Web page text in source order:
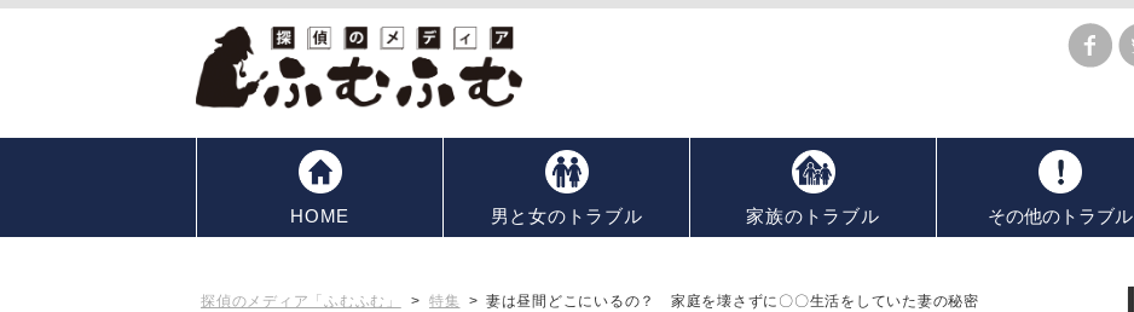
HOME 男と女のトラブル 家族のトラブル その他のトラブル
探偵のメディア「ふむふむ」 > 特集 > 妻は昼間どこにいるの？ 家庭を壊さずに〇〇生活をしていた妻の秘密